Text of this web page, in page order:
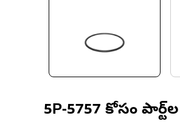
5P-5757 కోసం